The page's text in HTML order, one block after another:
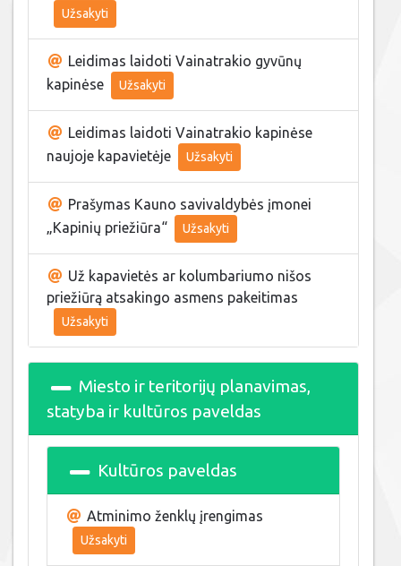
Užsakyti
Leidimas laidoti Vainatrakio gyvūnų
kapinėse
Užsakyti
Leidimas laidoti Vainatrakio kapinėse
naujoje kapavietėje
Užsakyti
Prašymas Kauno savivaldybės įmonei
„Kapinių priežiūra“
Užsakyti
Už kapavietės ar kolumbariumo nišos
priežiūrą atsakingo asmens pakeitimas
Užsakyti
Miesto ir teritorijų planavimas,
statyba ir kultūros paveldas
Kultūros paveldas
Atminimo ženklų įrengimas
Užsakyti